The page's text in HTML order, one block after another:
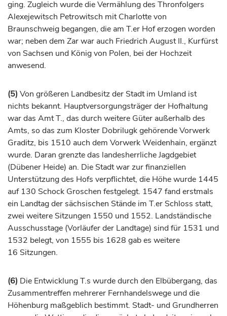
ging. Zugleich wurde die Vermählung des Thronfolgers
Alexejewitsch Petrowitsch mit Charlotte von
Braunschweig begangen, die am T.er Hof erzogen worden
war; neben dem Zar war auch Friedrich August II., Kurfürst
von Sachsen und Königvon Polen, bei der Hochzeit
anwesend.
(5) Von größeren Landbesitz der Stadt im Umland ist
nichts bekannt. Hauptversorgungsträger der Hofhaltung
war das Amt T., das durch weitere Güter außerhalb des
Amts, so das zum Kloster Dobrilugkgehörende Vorwerk
Graditz, bis 1510 auch dem Vorwerk Weidenhain, ergänzt
wurde. Daran grenzte das landesherrliche Jagdgebiet
(Dübener Heide) an. Die Stadt war zur finanziellen
Unterstützung des Hofs verpflichtet, die Höhe wurde 1445
auf 130 Schock Groschen festgelegt. 1547 fand erstmals
ein Landtag der sächsischen Stände im T.er Schloss statt,
zwei weitere Sitzungen 1550 und 1552. Landständische
Ausschusstage (Vorläufer der Landtage) sind für 1531 und
1532 belegt, von 1555 bis 1628 gab es weitere
16 Sitzungen.
(6) Die Entwicklung T.s wurde durch den Elbübergang, das
Zusammentreffen mehrerer Fernhandelswege und die
Höhenburg maßgeblich bestimmt. Stadt- und Grundherren